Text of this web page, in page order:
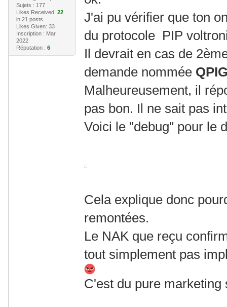
Sujets : 177
Likes Received: 22
in 21 posts
Likes Given: 33
Inscription : Mar
2022
Réputation : 6
J'ai pu vérifier que ton
du protocole PIP
Il devrait en cas de
demande nommée
Malheureusement, il
pas bon. Il ne sait pas
Voici le "debug" pour le
Cela explique donc
remontées.
Le NAK que reçu
tout simplement pas
C'est du pure